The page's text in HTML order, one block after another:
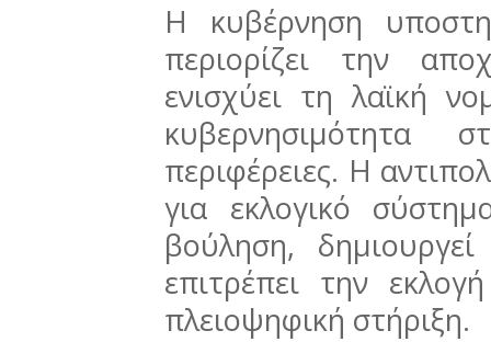
Η κυβέρνηση
περιορίζει την
ενισχύει τη λαϊκή
κυβερνησιμότητα
περιφέρειες. Η
για εκλογικό
βούληση,
επιτρέπει την
πλειοψηφική στήριξη.